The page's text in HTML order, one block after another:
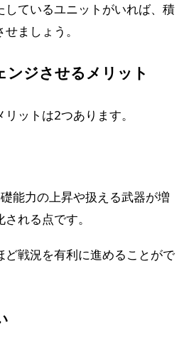
しているユニットがいれば、積
ましょう。
ンジさせるメリット
ットは2つあります。
能力の上昇や扱える武器が増
れる点です。
戦況を有利に進めることがで